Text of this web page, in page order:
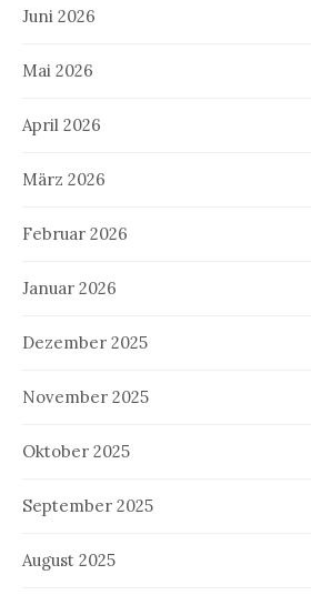
Juni 2026
Mai 2026
April 2026
März 2026
Februar 2026
Januar 2026
Dezember 2025
November 2025
Oktober 2025
September 2025
August 2025